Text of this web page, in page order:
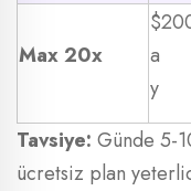
Max 20x
a
y
Tavsiye: Günde 5-
ücretsiz plan